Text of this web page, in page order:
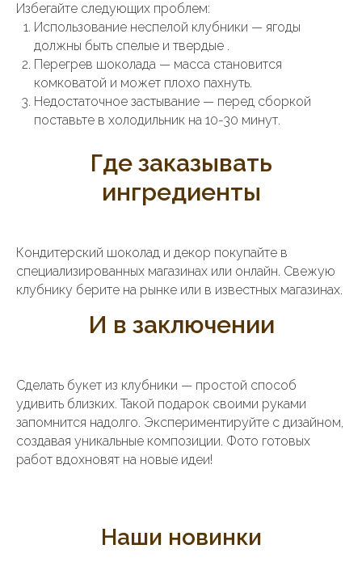
Избегайте следующих проблем:
Использование неспелой клубники — ягоды
должны быть спелые и твердые .
Перегрев шоколада — масса становится
комковатой и может плохо пахнуть.
Недостаточное застывание — перед сборкой
поставьте в холодильник на 10-30 минут.
Где заказывать
ингредиенты
Кондитерский шоколад и декор покупайте в
специализированных магазинах или онлайн. Свежую
клубнику берите на рынке или в известных магазинах.
И в заключении
Сделать букет из клубники — простой способ
удивить близких. Такой подарок своими руками
запомнится надолго. Экспериментируйте с дизайном,
создавая уникальные композиции. Фото готовых
работ вдохновят на новые идеи!
Наши новинки